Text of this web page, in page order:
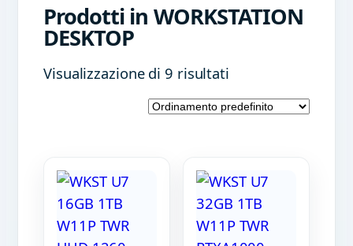
Prodotti in WORKSTATION
DESKTOP
Visualizzazione di 9 risultati